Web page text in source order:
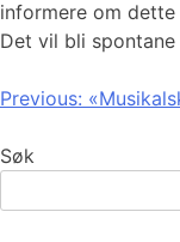
informere om
Det vil bli
Previous:
Søk